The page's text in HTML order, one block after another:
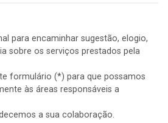
para encaminhar sugestão, elogio,
sobre os serviços prestados pela
formulário (*) para que possamos
às áreas responsáveis a
a sua colaboração.